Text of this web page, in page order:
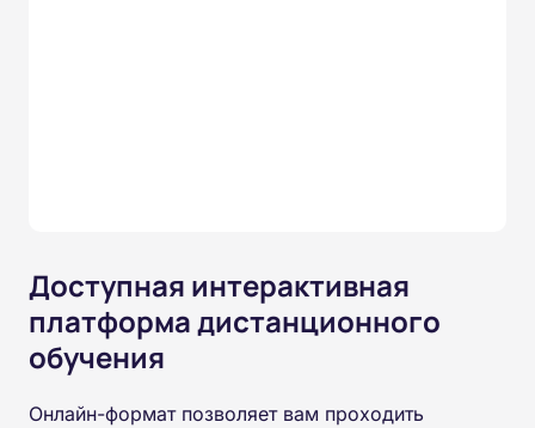
Доступная интерактивная
платформа дистанционного
обучения
Онлайн-формат позволяет вам проходить